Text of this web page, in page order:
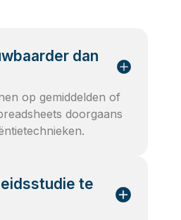
dan
op gemiddelden of
doorgaans
te